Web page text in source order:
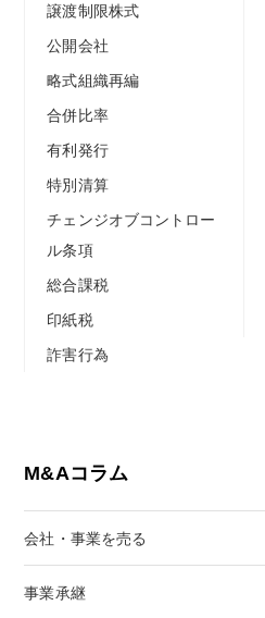
譲渡制限株式
公開会社
略式組織再編
合併比率
有利発行
特別清算
チェンジオブコントロー
ル条項
総合課税
印紙税
詐害行為
M&Aコラム
会社・事業を売る
事業承継